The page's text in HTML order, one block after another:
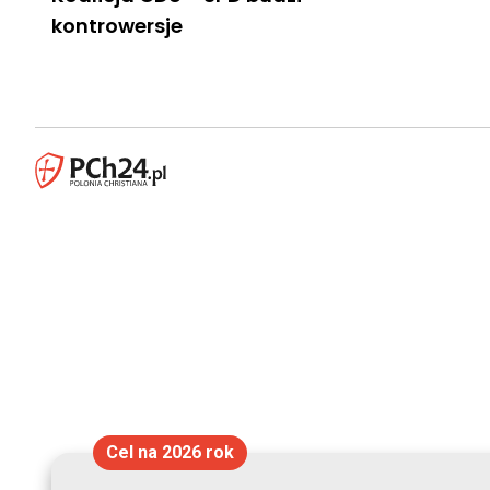
kontrowersje
Cel na 2026 rok